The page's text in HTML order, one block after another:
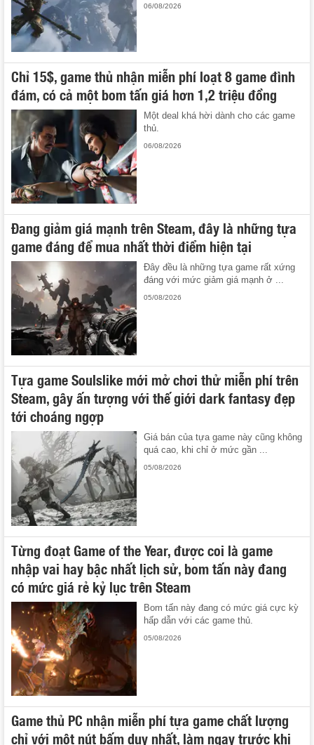
06/08/2026
Chỉ 15$, game thủ nhận miễn phí loạt 8 game đình
đám, có cả một bom tấn giá hơn 1,2 triệu đồng
Một deal khá hời dành cho các game
thủ.
06/08/2026
Đang giảm giá mạnh trên Steam, đây là những tựa
game đáng để mua nhất thời điểm hiện tại
Đây đều là những tựa game rất xứng
đáng với mức giảm giá mạnh ở ...
05/08/2026
Tựa game Soulslike mới mở chơi thử miễn phí trên
Steam, gây ấn tượng với thế giới dark fantasy đẹp
tới choáng ngợp
Giá bán của tựa game này cũng không
quá cao, khi chỉ ở mức gần ...
05/08/2026
Từng đoạt Game of the Year, được coi là game
nhập vai hay bậc nhất lịch sử, bom tấn này đang
có mức giá rẻ kỷ lục trên Steam
Bom tấn này đang có mức giá cực kỳ
hấp dẫn với các game thủ.
05/08/2026
Game thủ PC nhận miễn phí tựa game chất lượng
chỉ với một nút bấm duy nhất, làm ngay trước khi